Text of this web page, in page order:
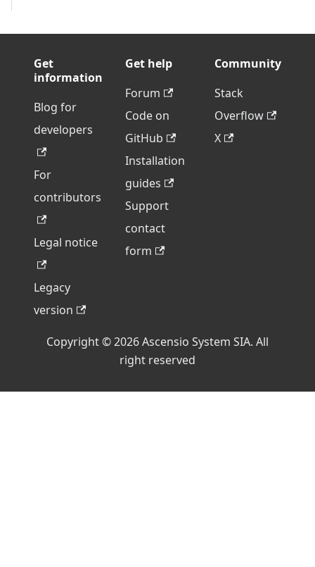
Get
information
Blog for
developers
For
contributors
Legal notice
Legacy
version
Get help
Forum
Code on
GitHub
Installation
guides
Support
contact
form
Community
Stack
Overflow
X
Copyright © 2026 Ascensio System SIA. All
right reserved